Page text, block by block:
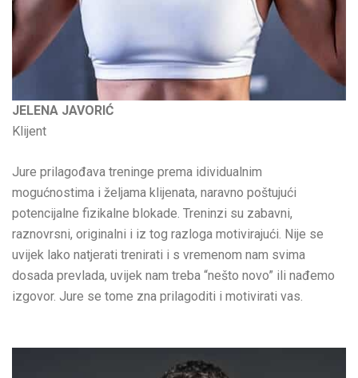
JELENA JAVORIĆ
Klijent
Jure prilagođava treninge prema idividualnim
mogućnostima i željama klijenata, naravno poštujući
potencijalne fizikalne blokade. Treninzi su zabavni,
raznovrsni, originalni i iz tog razloga motivirajući. Nije se
uvijek lako natjerati trenirati i s vremenom nam svima
dosada prevlada, uvijek nam treba “nešto novo” ili nađemo
izgovor. Jure se tome zna prilagoditi i motivirati vas.